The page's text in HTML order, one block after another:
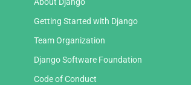
About Django
Getting Started with Django
Team Organization
Django Software Foundation
Code of Conduct